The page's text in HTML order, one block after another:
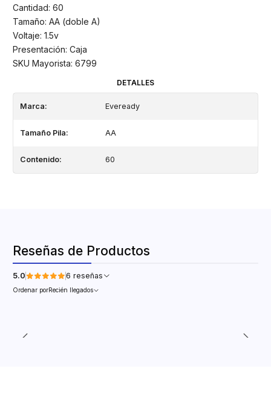
Cantidad: 60
Tamaño: AA (doble A)
Voltaje: 1.5v
Presentación: Caja
SKU Mayorista: 6799
DETALLES
Marca: Eveready
Tamaño Pila: AA
Contenido: 60
Reseñas de Productos
5.0 6 reseñas
Ordenar porRecién llegados